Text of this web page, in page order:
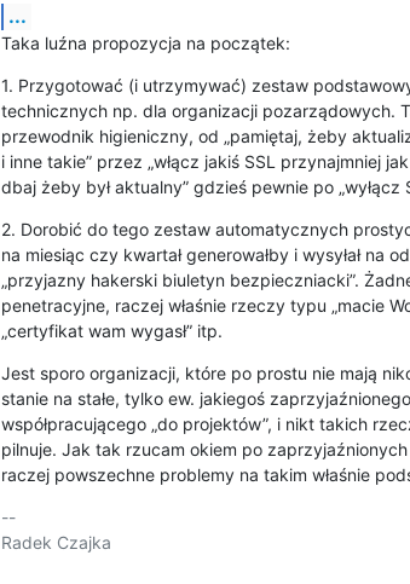
...
Taka luźna propozycja na początek:
1. Przygotować (i utrzymywać) zestaw
technicznych np. dla organizacji pozarządowych.
przewodnik higieniczny, od „pamiętaj, żeby
i inne takie” przez „włącz jakiś SSL przynajmniej
dbaj żeby był aktualny” gdzieś pewnie po „wyłącz
2. Dorobić do tego zestaw automatycznych
na miesiąc czy kwartał generowałby i wysyłał na
„przyjazny hakerski biuletyn bezpieczniacki”.
penetracyjne, raczej właśnie rzeczy typu „macie
„certyfikat wam wygasł” itp.
Jest sporo organizacji, które po prostu nie mają
stanie na stałe, tylko ew. jakiegoś
współpracującego „do projektów”, i nikt takich
pilnuje. Jak tak rzucam okiem po
raczej powszechne problemy na takim właśnie
--
Radek Czajka